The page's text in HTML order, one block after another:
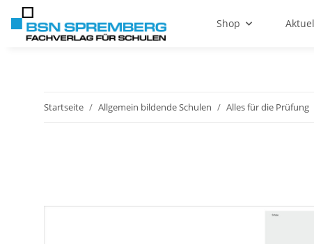
Shop
Startseite Allgemein bildende Schulen Alles für die Prüfung